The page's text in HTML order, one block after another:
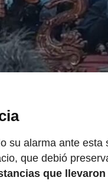
su alarma ante
que debió
que